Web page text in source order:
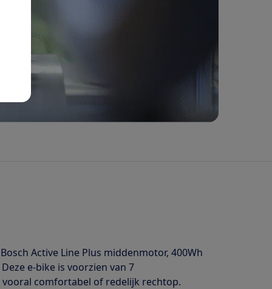
Active Line Plus middenmotor, 400Wh
e-bike is voorzien van 7
comfortabel of redelijk rechtop.